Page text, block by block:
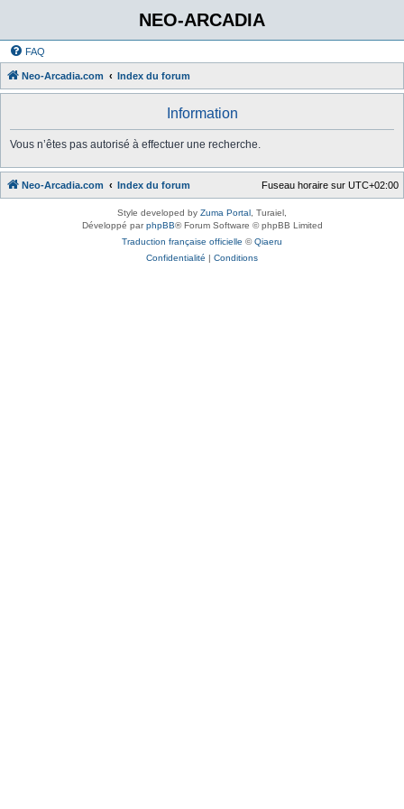
NEO-ARCADIA
FAQ
Neo-Arcadia.com Index du forum
Information
Vous n’êtes pas autorisé à effectuer une recherche.
Neo-Arcadia.com Index du forum Fuseau horaire sur UTC+02:00
Style developed by Zuma Portal , Turaiel,
Développé parphpBB® Forum Software © phpBB Limited
Traduction française officielle ©Qiaeru
Confidentialité | Conditions